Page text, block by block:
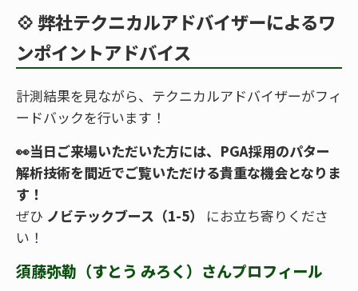
💠弊社テクニカルアドバイザーによるワ
ンポイントアドバイス
計測結果を見ながら、テクニカルアドバイザーがフィ
ードバックを行います！
👀当日ご来場いただいた方には、PGA採用のパター
解析技術を間近でご覧いただける貴重な機会となりま
す！
ぜひ ノビテックブース（1-5）
にお立ち寄りくださ
い！
須藤弥勒（すとう みろく）さんプロフィール